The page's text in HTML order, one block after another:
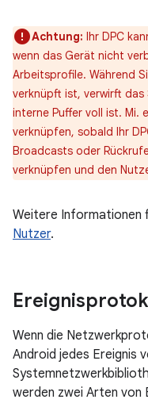
Achtung: Ihr DPC
wenn das Gerät nicht
Arbeitsprofile. Während
verknüpft ist, verwirft
interne Puffer voll ist. Mi.
verknüpfen, sobald Ihr
Broadcasts oder
verknüpfen und den
Weitere Informationen
Nutzer.
Wenn die
Android jedes Ereignis
werden zwei Arten von